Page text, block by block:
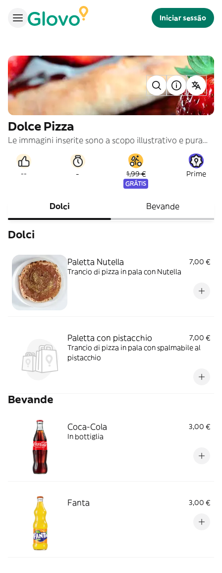
Iniciar sessão
Dolce Pizza
Le immagini inserite sono a scopo illustrativo e puramente indicativo
-- - 1,99 €
GRÁTIS
Prime
Dolci Bevande
Dolci
Paletta Nutella
7,00 €
Trancio di pizza in pala con Nutella
Paletta con pistacchio
7,00 €
Trancio di pizza in pala con spalmabile al
pistacchio
Bevande
Coca-Cola
3,00 €
In bottiglia
Fanta 3,00 €